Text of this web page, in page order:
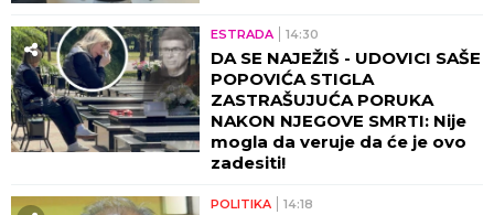
ESTRADA 14:30
DA SE NAJEŽIŠ - UDOVICI SAŠE
POPOVIĆA STIGLA
ZASTRAŠUJUĆA PORUKA
NAKON NJEGOVE SMRTI: Nije
mogla da veruje da će je ovo
zadesiti!
POLITIKA 14:18